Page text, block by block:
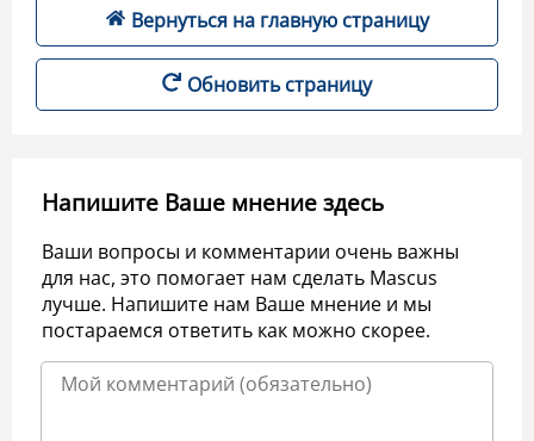
Вернуться на главную страницу
Обновить страницу
Напишите Ваше мнение здесь
Ваши вопросы и комментарии очень важны
для нас, это помогает нам сделать Mascus
лучше. Напишите нам Ваше мнение и мы
постараемся ответить как можно скорее.